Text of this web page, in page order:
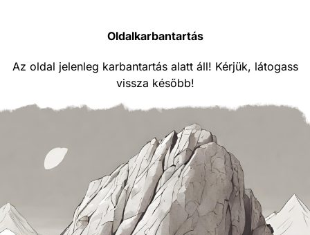
Oldalkarbantartás
Az oldal jelenleg karbantartás alatt áll! Kérjük, látogass
vissza később!